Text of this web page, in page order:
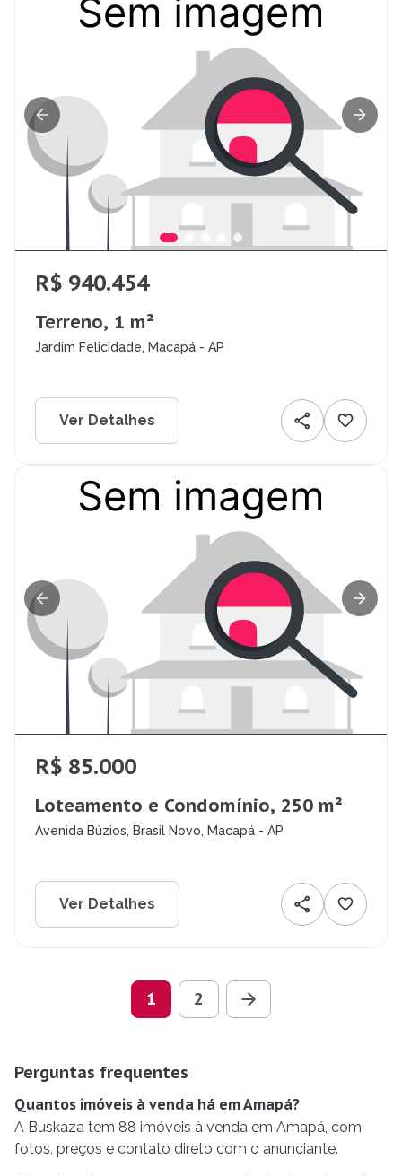
R$ 940.454
Terreno, 1 m²
Jardim Felicidade, Macapá - AP
Ver Detalhes
R$ 85.000
Loteamento e Condomínio, 250 m²
Avenida Búzios, Brasil Novo, Macapá - AP
Ver Detalhes
1 2
Perguntas frequentes
Quantos imóveis à venda há em Amapá?
A Buskaza tem 88 imóveis à venda em Amapá, com
fotos, preços e contato direto com o anunciante.